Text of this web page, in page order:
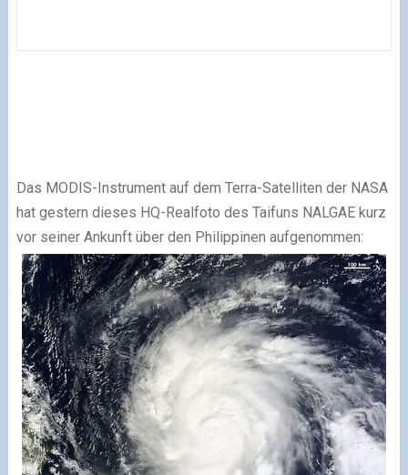
Das MODIS-Instrument auf dem Terra-Satelliten der NASA
hat gestern dieses HQ-Realfoto des Taifuns NALGAE kurz
vor seiner Ankunft über den Philippinen aufgenommen: